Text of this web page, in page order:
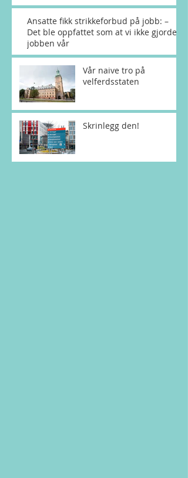
Ansatte fikk strikkeforbud på jobb: –
Det ble oppfattet som at vi ikke gjorde
jobben vår
Vår naive tro på
velferdsstaten
Skrinlegg den!